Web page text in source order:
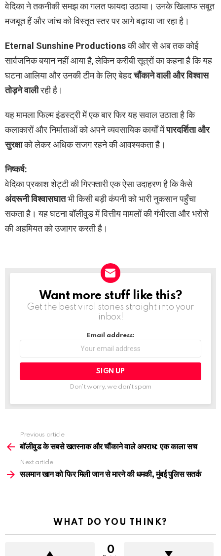
वेदिका ने तकनीकी समझ का गलत फायदा उठाया। उनके खिलाफ सबूत
मजबूत हैं और जांच को विस्तृत स्तर पर आगे बढ़ाया जा रहा है।
Eternal Sunshine Productionsकी ओर से अब तक कोई
सार्वजनिक बयान नहीं आया है, लेकिन करीबी सूत्रों का कहना है कि यह
घटना आलिया और उनकी टीम के लिए बेहदचौंकाने वाली और विश्वास
तोड़ने वालीरही है।
यह मामला फिल्म इंडस्ट्री में एक बार फिर यह सवाल उठाता है कि
कलाकारों और निर्माताओं को अपने व्यवसायिक कार्यों मेंपारदर्शिता और
सुरक्षाको लेकर अधिक सजग रहने की आवश्यकता है।
निष्कर्ष:
वेदिका प्रकाश शेट्टी की गिरफ्तारी एक ऐसा उदाहरण है कि कैसे
अंदरूनी विश्वासघातभी किसी बड़ी कंपनी को भारी नुकसान पहुँचा
सकता है। यह घटना बॉलीवुड में वित्तीय मामलों की गंभीरता और भरोसे
की अहमियत को उजागर करती है।
NEWSLETTER
Want more stuff like this?
Get the best viral stories straight into your
inbox!
Email address:
Don't worry, we don't spam
more
Previous article
बॉलीवुड के सबसे खतरनाक और चौंकाने वाले अपराध: एक काला सच
Next article
सलमान खान को फिर मिली जान से मारने की धमकी, मुंबई पुलिस सतर्क
WHAT DO YOU THINK?
0